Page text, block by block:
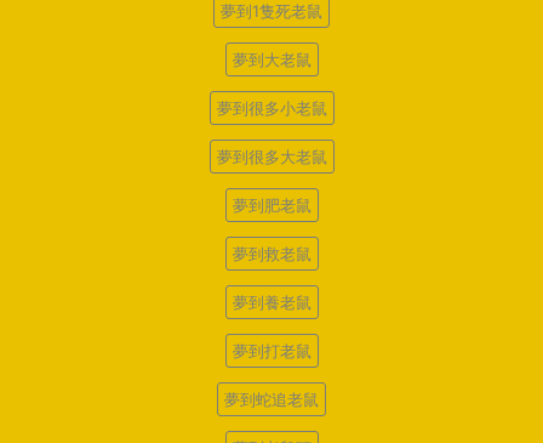
夢到1隻死老鼠
夢到大老鼠
夢到很多小老鼠
夢到很多大老鼠
夢到肥老鼠
夢到救老鼠
夢到養老鼠
夢到打老鼠
夢到蛇追老鼠